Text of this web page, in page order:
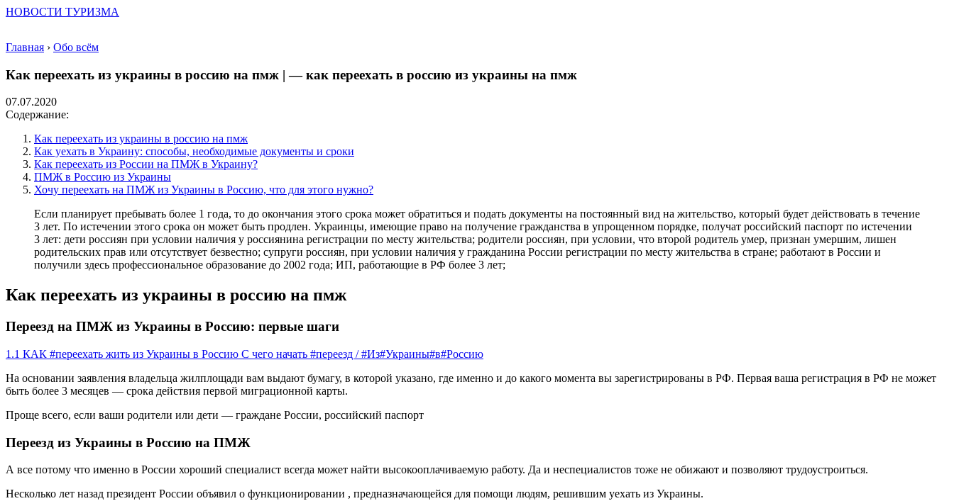
НОВОСТИ ТУРИЗМА
Главная › Обо всём
Как переехать из украины в россию на пмж | — как переехать в россию из украины на пмж
07.07.2020
Содержание:
Как переехать из украины в россию на пмж
Как уехать в Украину: способы, необходимые документы и сроки
Как переехать из России на ПМЖ в Украину?
ПМЖ в Россию из Украины
Хочу переехать на ПМЖ из Украины в Россию, что для этого нужно?
Если планирует пребывать более 1 года, то до окончания этого срока может обратиться и подать документы на постоянный вид на жительство, который будет действовать в течение
3 лет. По истечении этого срока он может быть продлен. Украинцы, имеющие право на получение гражданства в упрощенном порядке, получат российский паспорт по истечении
3 лет: дети россиян при условии наличия у россиянина регистрации по месту жительства; родители россиян, при условии, что второй родитель умер, признан умершим, лишен
родительских прав или отсутствует безвестно; супруги россиян, при условии наличия у гражданина России регистрации по месту жительства в стране; работают в России и
получили здесь профессиональное образование до 2002 года; ИП, работающие в РФ более 3 лет;
Как переехать из украины в россию на пмж
Переезд на ПМЖ из Украины в Россию: первые шаги
1.1 КАК #переехать жить из Украины в Россию С чего начать #переезд / #Из#Украины#в#Россию
На основании заявления владельца жилплощади вам выдают бумагу, в которой указано, где именно и до какого момента вы зарегистрированы в РФ. Первая ваша регистрация в РФ не может
быть более 3 месяцев — срока действия первой миграционной карты.
Проще всего, если ваши родители или дети — граждане России, российский паспорт
Переезд из Украины в Россию на ПМЖ
А все потому что именно в России хороший специалист всегда может найти высокооплачиваемую работу. Да и неспециалистов тоже не обижают и позволяют трудоустроиться.
Несколько лет назад президент России объявил о функционировании , предназначающейся для помощи людям, решившим уехать из Украины.